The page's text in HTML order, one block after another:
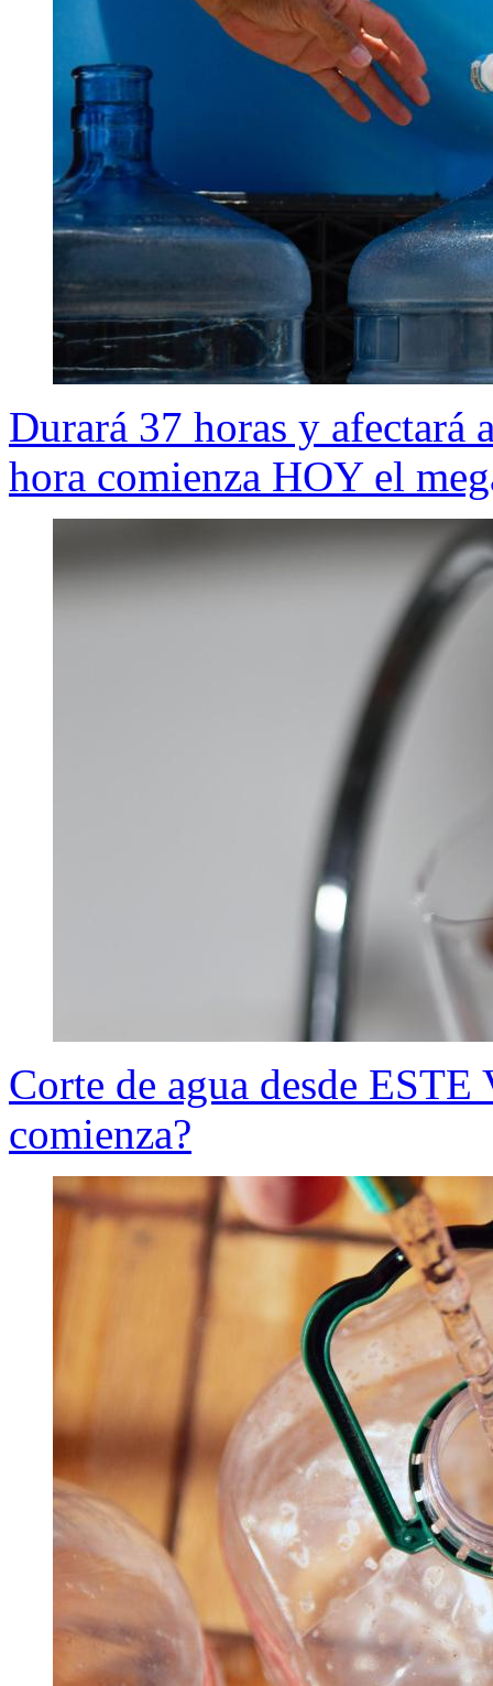
Durará 37 horas y afectará
hora comienza HOY el
Corte de agua desde
comienza?